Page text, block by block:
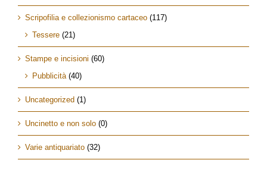
Scripofilia e collezionismo cartaceo (117)
Tessere (21)
Stampe e incisioni (60)
Pubblicità (40)
Uncategorized (1)
Uncinetto e non solo (0)
Varie antiquariato (32)